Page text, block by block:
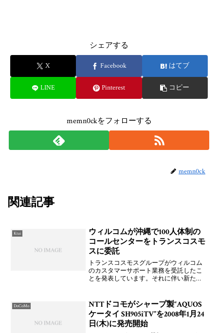
シェアする
X Facebook はてブ
LINE Pinterest コピー
memn0ckをフォローする
memn0ck
関連記事
Ktai
ウィルコムが沖縄で100人体制の
コールセンターをトランスコスモ
スに委託
トランスコスモスグループがウィルコム
のカスタマーサポート業務を受託したこ
とを発表しています。それに伴い新たに
ター約100名を採用して本年4月より業務
開始したとのこと
DoCoMo
NTTドコモがシャープ製“AQUOS
ケータイ SH905iTV”を2008年1月24
日(木)に発売開始